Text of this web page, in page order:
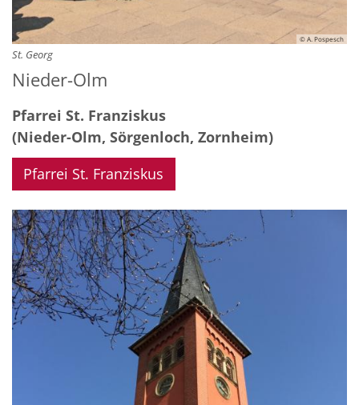
© A. Pospesch
St. Georg
Nieder-Olm
Pfarrei St. Franziskus
(Nieder-Olm, Sörgenloch, Zornheim)
Pfarrei St. Franziskus